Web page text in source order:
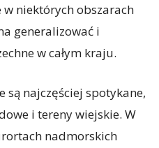
w niektórych obszarach
generalizować i
w całym kraju.
są najczęściej spotykane,
i tereny wiejskie. W
nadmorskich